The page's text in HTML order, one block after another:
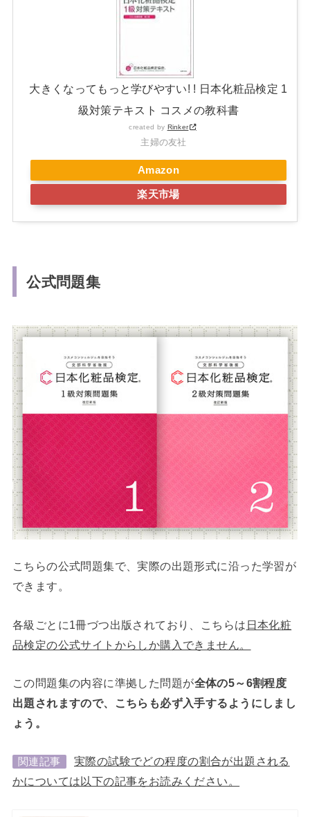
大きくなってもっと学びやすい! ! 日本化粧品検定 1
級対策テキスト コスメの教科書
created by Rinker
主婦の友社
Amazon
楽天市場
公式問題集
こちらの公式問題集で、実際の出題形式に沿った学習が
できます。
各級ごとに1冊づつ出版されており、こちらは 日本化粧
品検定の公式サイトからしか購入できません。
この問題集の内容に準拠した問題が全体の5～6割程度
出題されますので、こちらも必ず入手するようにしまし
ょう。
関連記事
実際の試験でどの程度の割合が出題される
かについては以下の記事をお読みください。